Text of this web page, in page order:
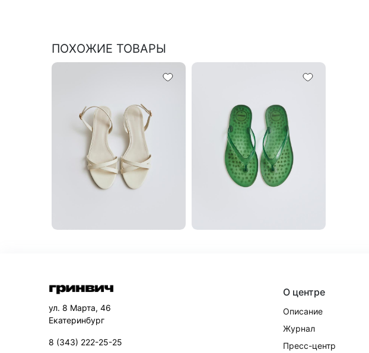
ПОХОЖИЕ ТОВАРЫ
ул. 8 Марта, 46
Екатеринбург
8 (343) 222-25-25
О центре
Описание
Журнал
Пресс-центр